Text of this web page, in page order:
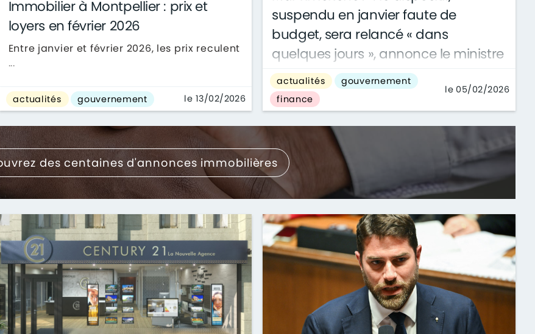
Immobilier à Montpellier : prix et
loyers en février 2026
Entre janvier et février 2026, les prix reculent
...
actualités gouvernement le 13/02/2026
suspendu en janvier faute de
budget, sera relancé « dans
quelques jours », annonce le ministre
du logement
Le dispositif d’aides à la rénovation énergétique
MaPrimeRénov’, suspendu au début de ...
actualités
gouvernement
finance
le 05/02/2026
des centaines d'annonces immobilières